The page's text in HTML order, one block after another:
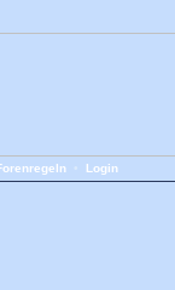
• Login